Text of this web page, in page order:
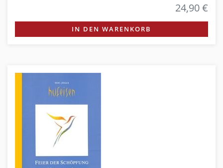
24,90 €
IN DEN WARENKORB